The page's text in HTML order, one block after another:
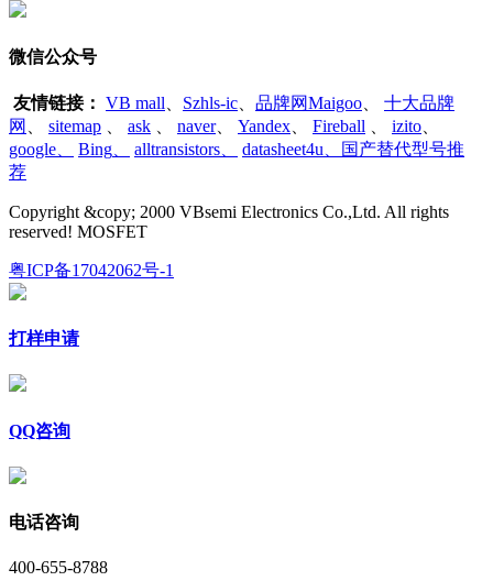
微信公众号
友情链接： VB mall Szhls-ic 品牌网Maigoo
十大品牌
网
sitemap ask naver、 Yandex Fireball izito
google
Bing alltransistors
datasheet4u、国产替代型号推
荐
Copyright &copy; 2000 VBsemi Electronics Co.,Ltd. All rights
reserved! MOSFET
粤ICP备17042062号-1
打样申请
QQ咨询
电话咨询
400-655-8788